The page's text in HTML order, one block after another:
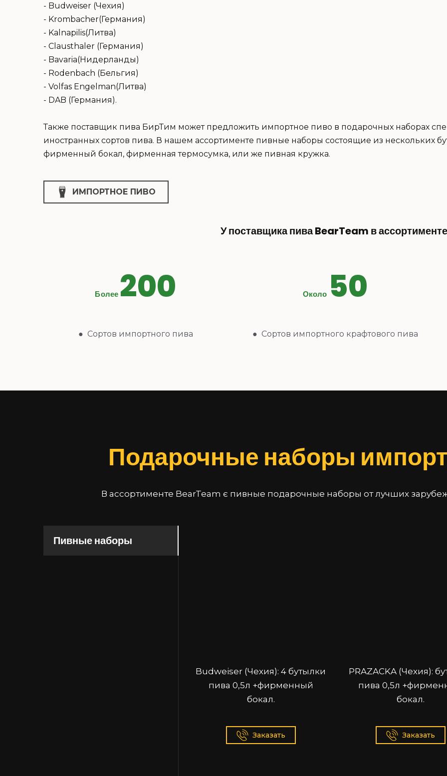
- Budweiser (Чехия)
- Krombacher(Германия)
- Kalnapilis(Литва)
- Clausthaler (Германия)
- Bavaria(Нидерланды)
- Rodenbach (Бельгия)
- Volfas Engelman(Литва)
- DAB (Германия).
Также поставщик пива БирТим может предложить импортное пиво в подарочных наборах
иностранных сортов пива. В нашем ассортименте пивные наборы состоящие из нескольких
фирменный бокал, фирменная термосумка, или же пивная кружка.
ИМПОРТНОЕ ПИВО
У поставщика пива BearTeam в
Более 200
● Сортов импортного пива
Около 50
● Сортов импортного крафтового пива
Подарочные наборы
В ассортименте BearTeam є пивные подарочные наборы от лучших
Пивные наборы
Budweiser (Чехия): 4 бутылки
пива 0,5л +фирменный
бокал.
Заказать
PRAZACKA (Чехия):
пива 0,5л
бокал.
Заказать